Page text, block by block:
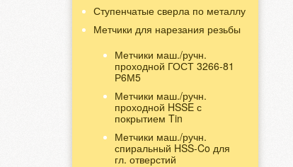
Ступенчатые сверла по металлу
Метчики для нарезания резьбы
Метчики маш./ручн.
проходной ГОСТ 3266-81
Р6М5
Метчики маш./ручн.
проходной HSSE с
покрытием Tin
Метчики маш./ручн.
спиральный HSS-Co для
гл. отверстий